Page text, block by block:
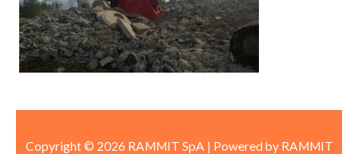
Copyright © 2026 RAMMIT SpA | Powered by RAMMIT